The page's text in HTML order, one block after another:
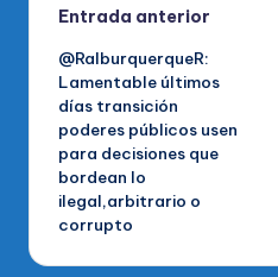
Navegación
de
entradas
Entrada anterior
@RalburquerqueR:
Lamentable últimos
días transición
poderes públicos usen
para decisiones que
bordean lo
ilegal,arbitrario o
corrupto